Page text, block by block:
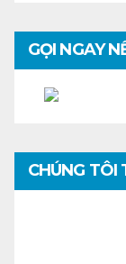
GỌI NGAY
CHÚNG TÔI